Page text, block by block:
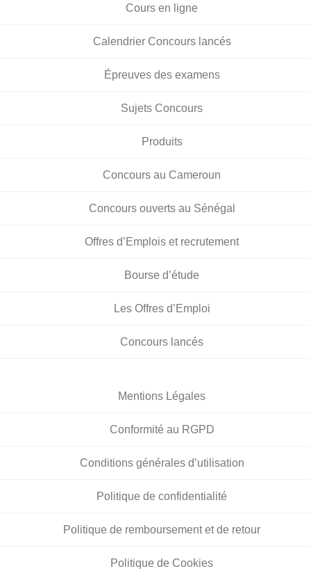
Cours en ligne
Calendrier Concours lancés
Épreuves des examens
Sujets Concours
Produits
Concours au Cameroun
Concours ouverts au Sénégal
Offres d’Emplois et recrutement
Bourse d’étude
Les Offres d’Emploi
Concours lancés
Mentions Légales
Conformité au RGPD
Conditions générales d’utilisation
Politique de confidentialité
Politique de remboursement et de retour
Politique de Cookies